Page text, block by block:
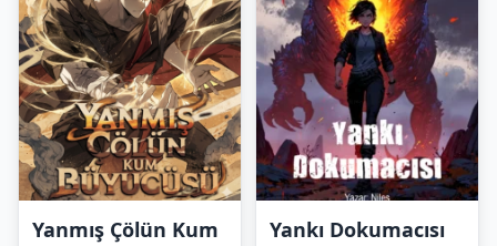
Yanmış Çölün Kum
Yankı Dokumacısı